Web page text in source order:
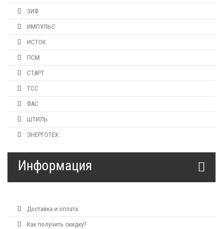
ЗИФ
ИМПУЛЬС
ИСТОК
ПСМ
СТАРТ
ТСС
ФАС
ШТИЛЬ
ЭНЕРГОТЕХ
Информация
Доставка и оплата
Как получить скидку?